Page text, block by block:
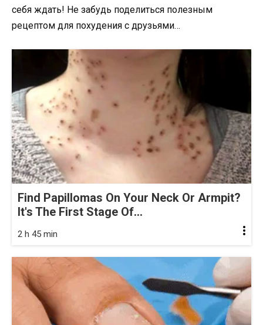
себя ждать! Не забудь поделиться полезным
рецептом для похудения с друзьями…
Find Papillomas On Your Neck Or Armpit?
It's The First Stage Of...
2 h 45 min